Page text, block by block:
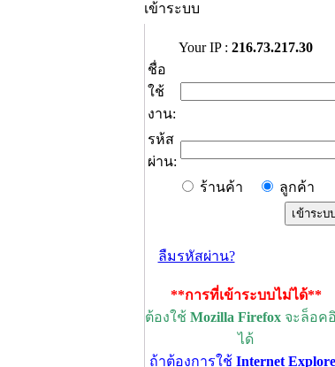
เข้าระบบ
Your IP : 216.73.217.30
ชื่อ
ใช้
งาน:
รห้ส
ผ่าน:
ร้านค้า
ลูกค้า
ลืมรหัสผ่าน?
**การที่เข้าระบบไม่ได้**
ต้องใช้ Mozilla Firefox จะล็อค
ได้
ถ้าต้องการใช้ Internet